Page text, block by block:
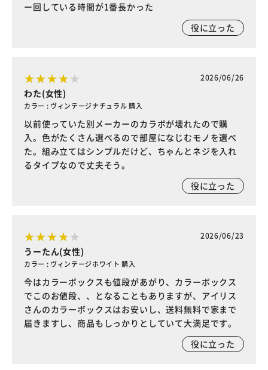
ー回している時間が1番長かった
役に立った
2026/06/26
わた(女性)
カラー : ヴィンテージナチュラル 購入
以前使っていた別メーカーのカラボが壊れたので購
入。色がたくさん選べるので部屋になじむモノを選べ
た。組み立てはシンプルだけど、ちゃんとネジを入れ
るタイプなので丈夫そう。
役に立った
2026/06/23
うーたん(女性)
カラー : ヴィンテージホワイト 購入
今はカラーボックスも値段があがり、カラーボックス
でこのお値段、、となることもありますが、アイリス
さんのカラーボックスはお安いし、送料無料で家まで
届きますし、商品もしっかりとしていて大満足です。
役に立った